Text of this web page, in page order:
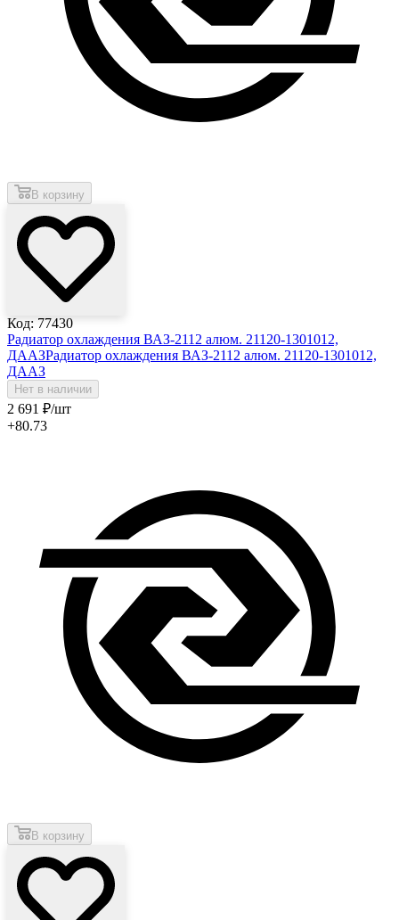
В корзину
Код: 77430
Радиатор охлаждения ВАЗ-2112 алюм. 21120-1301012,
ДААЗРадиатор охлаждения ВАЗ-2112 алюм. 21120-1301012,
ДААЗ
Нет в наличии
2 691 ₽/шт
+80.73
В корзину